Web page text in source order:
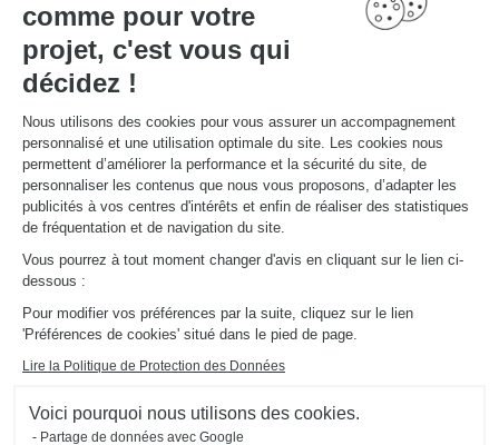
comme pour votre
projet, c'est vous qui
décidez !
Nous utilisons des cookies pour vous assurer un accompagnement
personnalisé et une utilisation optimale du site. Les cookies nous
permettent d’améliorer la performance et la sécurité du site, de
personnaliser les contenus que nous vous proposons, d’adapter les
publicités à vos centres d'intérêts et enfin de réaliser des statistiques
de fréquentation et de navigation du site.
Vous pourrez à tout moment changer d'avis en cliquant sur le lien ci-
dessous :
Pour modifier vos préférences par la suite, cliquez sur le lien
'Préférences de cookies' situé dans le pied de page.
Lire la Politique de Protection des Données
Voici pourquoi nous utilisons des cookies.
Partage de données avec Google
LIENS UTILES
Promotions
Guides de poses et d’entretien
Consulter notre catalogue
À PROPOS
Actualités du groupe
Nous rejoindre
Ouvrir un magasin
Schmidt dans le monde
Politique d'utilisation des cookies
Politique de confidentialité
Plan du site